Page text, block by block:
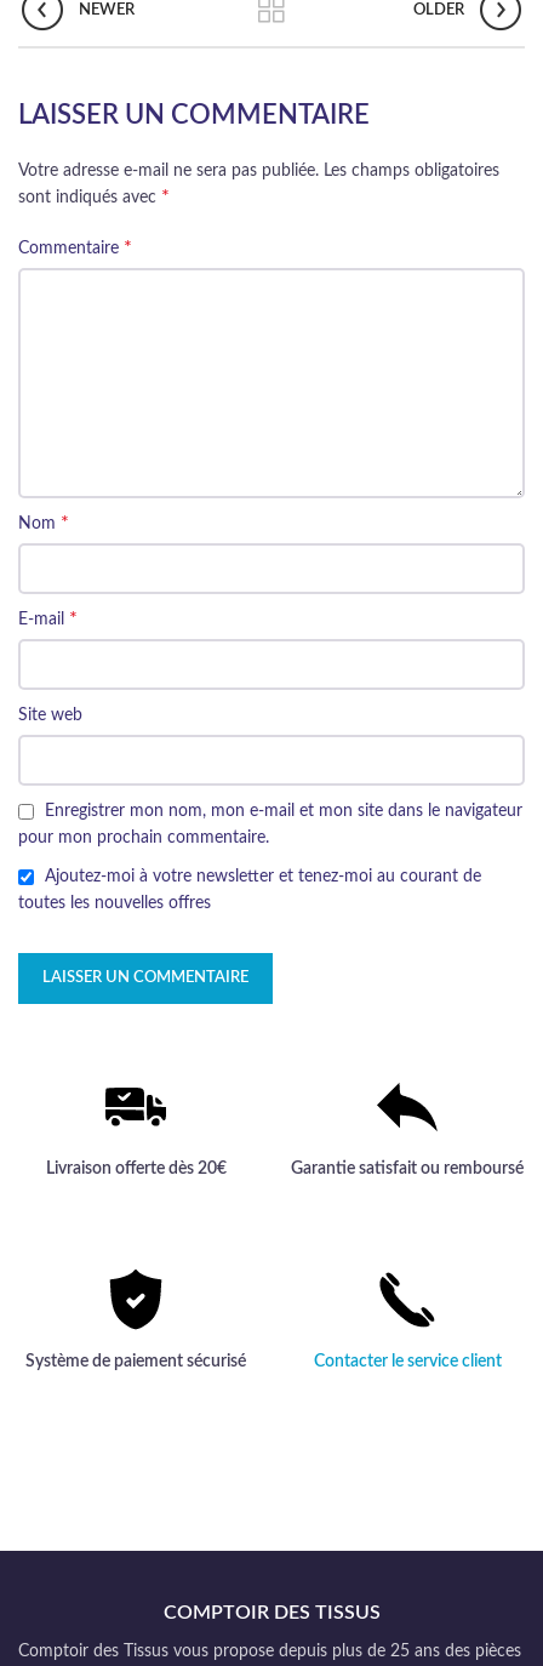
NEWER OLDER
LAISSER UN COMMENTAIRE
Votre adresse e-mail ne sera pas publiée. Les champs obligatoires
sont indiqués avec *
Commentaire *
Nom *
E-mail *
Site web
Enregistrer mon nom, mon e-mail et mon site dans le navigateur
pour mon prochain commentaire.
Ajoutez-moi à votre newsletter et tenez-moi au courant de
toutes les nouvelles offres
Livraison offerte dès 20€ Garantie satisfait ou remboursé
Système de paiement sécurisé Contacter le service client
COMPTOIR DES TISSUS
Comptoir des Tissus vous propose depuis plus de 25 ans des pièces